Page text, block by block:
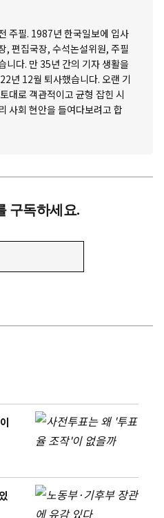
주필. 1987년 한국일보에 입사
, 편집국장, 수석논설위원, 주필
니다. 만 35년 간의 기자 생활을
년 12월 퇴사했습니다. 오랜 기
대로 객관적이고 균형 잡힌 시
사회 현안을 들여다보려고 합
구독하세요.